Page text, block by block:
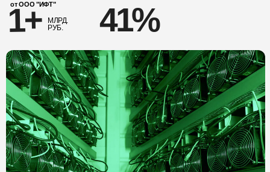
1+
МЛРД.
РУБ.
41%
от ООО "ИФТ"